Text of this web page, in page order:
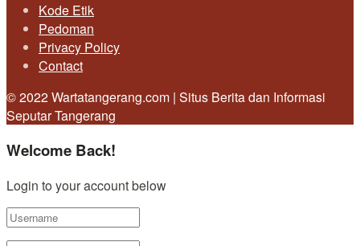
Kode Etik
Pedoman
Privacy Policy
Contact
© 2022 Wartatangerang.com | Situs Berita dan Informasi
Seputar Tangerang
Welcome Back!
Login to your account below